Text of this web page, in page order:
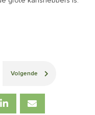
Volgende